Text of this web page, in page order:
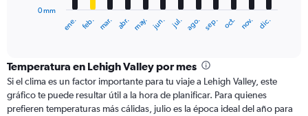
categories.
Range:
12
categories.
ene. feb. mar. abr. may. jun. jul. ago. sep. oct. nov. dic.
0 mm
Temperatura en Lehigh Valley por mes
Si el clima es un factor importante para tu viaje a Lehigh Valley, este
gráfico te puede resultar útil a la hora de planificar. Para quienes
prefieren temperaturas más cálidas, julio es la época ideal del año para